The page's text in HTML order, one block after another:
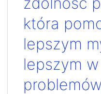
która
lepszym
lepszym